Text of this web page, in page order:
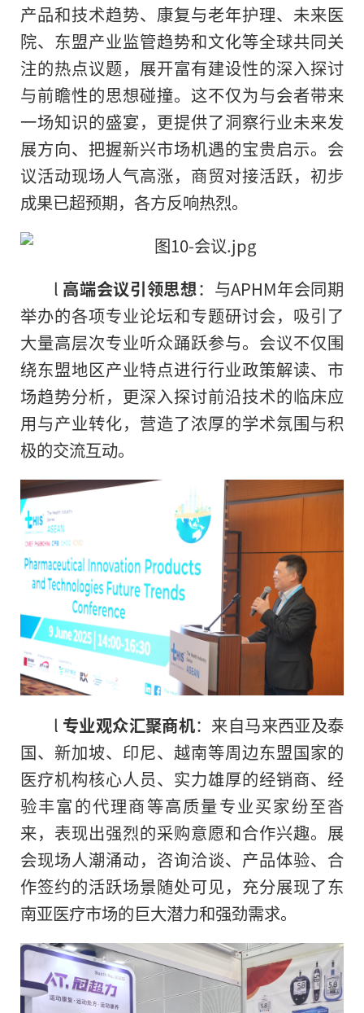
产品和技术趋势、康复与老年护理、未来医
院、东盟产业监管趋势和文化等全球共同关
注的热点议题，展开富有建设性的深入探讨
与前瞻性的思想碰撞。这不仅为与会者带来
一场知识的盛宴，更提供了洞察行业未来发
展方向、把握新兴市场机遇的宝贵启示。会
议活动现场人气高涨，商贸对接活跃，初步
成果已超预期，各方反响热烈。
l 高端会议引领思想：与APHM年会同期
举办的各项专业论坛和专题研讨会，吸引了
大量高层次专业听众踊跃参与。会议不仅围
绕东盟地区产业特点进行行业政策解读、市
场趋势分析，更深入探讨前沿技术的临床应
用与产业转化，营造了浓厚的学术氛围与积
极的交流互动。
l 专业观众汇聚商机：来自马来西亚及泰
国、新加坡、印尼、越南等周边东盟国家的
医疗机构核心人员、实力雄厚的经销商、经
验丰富的代理商等高质量专业买家纷至沓
来，表现出强烈的采购意愿和合作兴趣。展
会现场人潮涌动，咨询洽谈、产品体验、合
作签约的活跃场景随处可见，充分展现了东
南亚医疗市场的巨大潜力和强劲需求。